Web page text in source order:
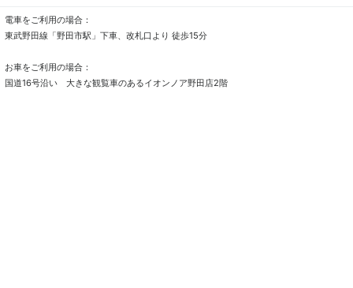
電車をご利用の場合：
東武野田線「野田市駅」下車、改札口より 徒歩15分
お車をご利用の場合：
国道16号沿い 大きな観覧車のあるイオンノア野田店2階